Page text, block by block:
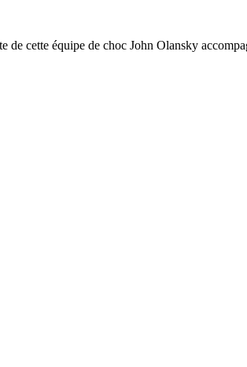
de cette équipe de choc John Olansky